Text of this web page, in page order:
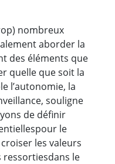
nombreux
aborder la
des éléments que
quelle que soit la
l’autonomie, la
souligne
de définir
le
les valeurs
ressortiesdans le